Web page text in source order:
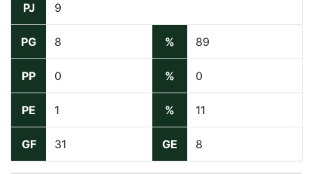
PJ 9
PG 8 % 89
PP 0 % 0
PE 1 % 11
GF 31 GE 8